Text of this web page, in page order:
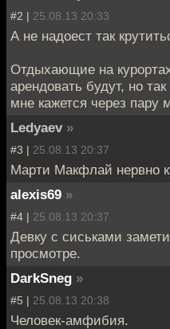
#2 | 25.08.13 20:33
А не надоест так
Отдыхающие на курортах
арендовать будут, но
мне кажется через пару
Ledyaev »
#3 | 25.08.13 20:37
Марти Макфлай нервно
alexis69 »
#4 | 25.08.13 20:37
Девку с сиськами
просмотре.
DarkSneg »
#5 | 25.08.13 20:38
Человек-амфибия.